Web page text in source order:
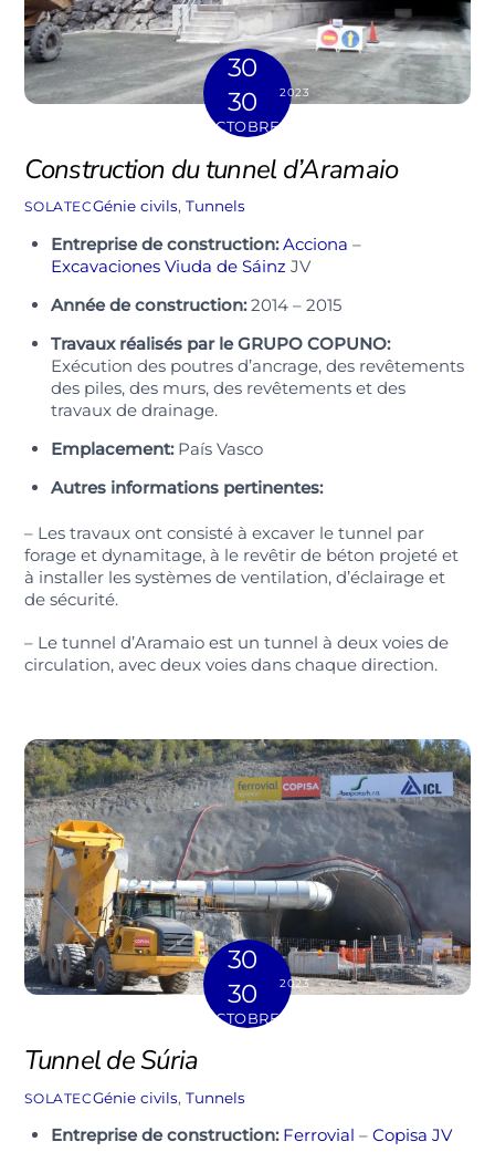
30
30
OCTOBRE
2023
Construction du tunnel d’Aramaio
SOLATECGénie civils, Tunnels
Entreprise de construction: Acciona –
Excavaciones Viuda de Sáinz JV
Année de construction:2014 – 2015
Travaux réalisés par le GRUPO COPUNO:
Exécution des poutres d’ancrage, des revêtements
des piles, des murs, des revêtements et des
travaux de drainage.
Emplacement:País Vasco
Autres informations pertinentes:
– Les travaux ont consisté à excaver le tunnel par
forage et dynamitage, à le revêtir de béton projeté et
à installer les systèmes de ventilation, d’éclairage et
de sécurité.
– Le tunnel d’Aramaio est un tunnel à deux voies de
circulation, avec deux voies dans chaque direction.
30
30
OCTOBRE
2023
Tunnel de Súria
SOLATECGénie civils, Tunnels
Entreprise de construction: Ferrovial –Copisa JV